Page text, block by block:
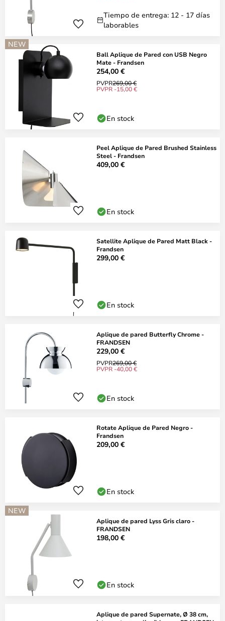
Tiempo de entrega: 12 - 17 días
laborables
NEW
Ball Aplique de Pared con USB Negro
Mate - Frandsen
254,00 €
PVPR269,00 €
PVPR -15,00 €
En stock
Peel Aplique de Pared Brushed Stainless
Steel - Frandsen
409,00 €
En stock
Satellite Aplique de Pared Matt Black -
Frandsen
299,00 €
En stock
Aplique de pared Butterfly Chrome -
FRANDSEN
229,00 €
PVPR269,00 €
PVPR -40,00 €
En stock
Rotate Aplique de Pared Negro -
Frandsen
209,00 €
En stock
NEW
Aplique de pared Lyss Gris claro -
FRANDSEN
198,00 €
En stock
Aplique de pared Supernate, Ø 38 cm,